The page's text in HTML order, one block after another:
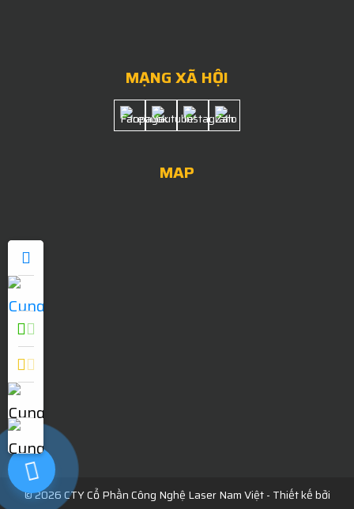
MẠNG XÃ HỘI
MAP
© 2026 CTY Cổ Phần Công Nghệ Laser Nam Việt - Thiết kế bởi
0909052838